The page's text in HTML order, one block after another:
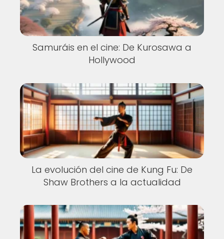
Samuráis en el cine: De Kurosawa a
Hollywood
La evolución del cine de Kung Fu: De
Shaw Brothers a la actualidad